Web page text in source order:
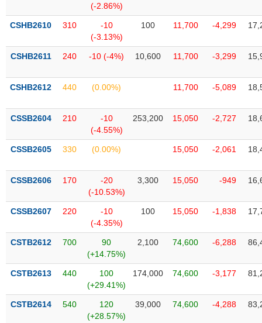
(-2.86%)
CSHB2610 310
-10
(-3.13%)
100 11,700 -4,299
CSHB2611 240 -10 (-4%) 10,600 11,700 -3,299
CSHB2612 440 (0.00%) 11,700 -5,089
CSSB2604 210
-10
(-4.55%)
253,200 15,050 -2,727
CSSB2605 330 (0.00%) 15,050 -2,061
CSSB2606 170
-20
(-10.53%)
3,300 15,050 -949
CSSB2607 220
-10
(-4.35%)
100 15,050 -1,838
CSTB2612 700
90
(+14.75%)
2,100 74,600 -6,288
CSTB2613 440
100
(+29.41%)
174,000 74,600 -3,177
CSTB2614 540
120
(+28.57%)
39,000 74,600 -4,288
ÍCH
BẤT
ĐỘNG
chứng
khoán
Tất cả Cổ phiếu Chỉ số Chứng chỉ quỹ Chứng
Lãnh
(-)
Người nội bộ